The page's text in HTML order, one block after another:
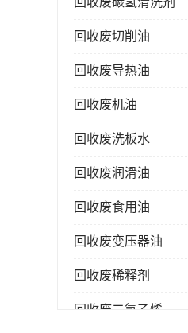
回收废切削油
回收废导热油
回收废机油
回收废洗板水
回收废润滑油
回收废食用油
回收废变压器油
回收废稀释剂
回收废二氯乙烯